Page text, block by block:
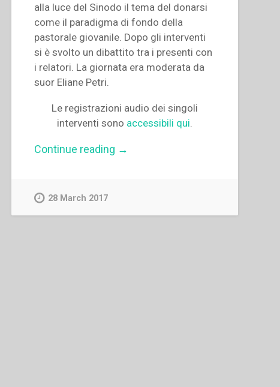
alla luce del Sinodo il tema del donarsi
come il paradigma di fondo della
pastorale giovanile. Dopo gli interventi
si è svolto un dibattito tra i presenti con
i relatori. La giornata era moderata da
suor Eliane Petri.
Le registrazioni audio dei singoli
interventi sono accessibili qui.
Continue reading “Giornata
→
28 March 2017